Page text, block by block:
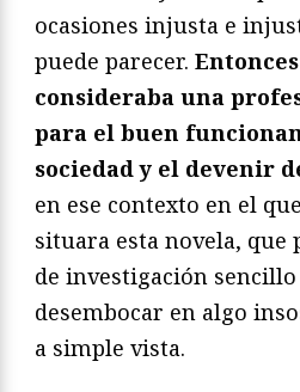
ocasiones injusta e
puede parecer.
consideraba una
para el buen
sociedad y el devenir
en ese contexto en el
situara esta novela, que
de investigación
desembocar en algo
a simple vista.